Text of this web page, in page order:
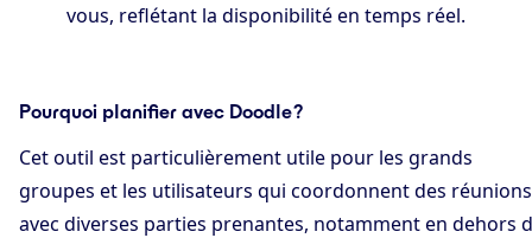
vous, reflétant la disponibilité en temps réel.
Pourquoi planifier avec Doodle ?
Cet outil est particulièrement utile pour les grands
groupes et les utilisateurs qui coordonnent des réunions
avec diverses parties prenantes, notamment en dehors